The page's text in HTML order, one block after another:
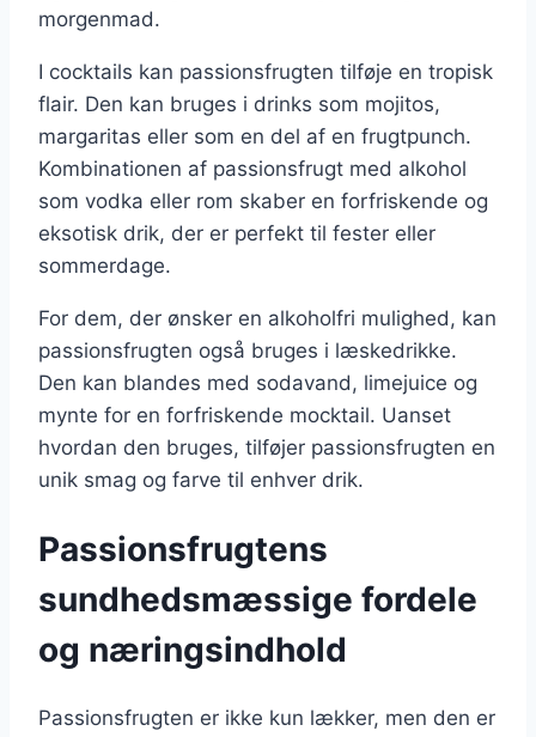
morgenmad.
I cocktails kan passionsfrugten tilføje en tropisk
flair. Den kan bruges i drinks som mojitos,
margaritas eller som en del af en frugtpunch.
Kombinationen af passionsfrugt med alkohol
som vodka eller rom skaber en forfriskende og
eksotisk drik, der er perfekt til fester eller
sommerdage.
For dem, der ønsker en alkoholfri mulighed, kan
passionsfrugten også bruges i læskedrikke.
Den kan blandes med sodavand, limejuice og
mynte for en forfriskende mocktail. Uanset
hvordan den bruges, tilføjer passionsfrugten en
unik smag og farve til enhver drik.
Passionsfrugtens
sundhedsmæssige fordele
og næringsindhold
Passionsfrugten er ikke kun lækker, men den er